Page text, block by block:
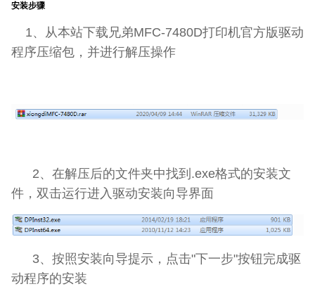
安装步骤
1、从本站下载兄弟MFC-7480D打印机官方版驱动
程序压缩包，并进行解压操作
2、在解压后的文件夹中找到.exe格式的安装文
件，双击运行进入驱动安装向导界面
3、按照安装向导提示，点击"下一步"按钮完成驱
动程序的安装